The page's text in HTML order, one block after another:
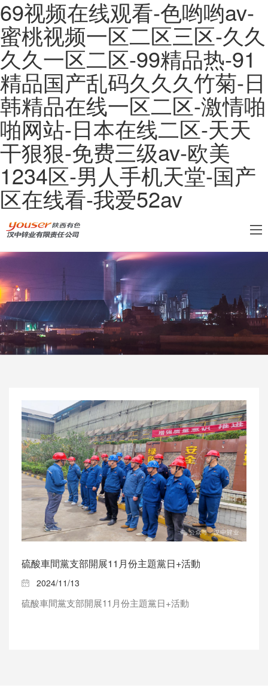
69视频在线观看-色哟哟av-
蜜桃视频一区二区三区-久久
久久一区二区-99精品热-91
精品国产乱码久久久竹菊-日
韩精品在线一区二区-激情啪
啪网站-日本在线二区-天天
干狠狠-免费三级av-欧美
1234区-男人手机天堂-国产
区在线看-我爱52av
硫酸車間黨支部開展11月份主題黨日+活動
2024/11/13
硫酸車間黨支部開展11月份主題黨日+活動